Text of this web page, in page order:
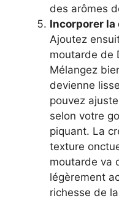
des arômes
Incorporer la
Ajoutez
moutarde de
Mélangez
devienne
pouvez
selon votre
piquant. La
texture
moutarde va
légèrement
richesse de